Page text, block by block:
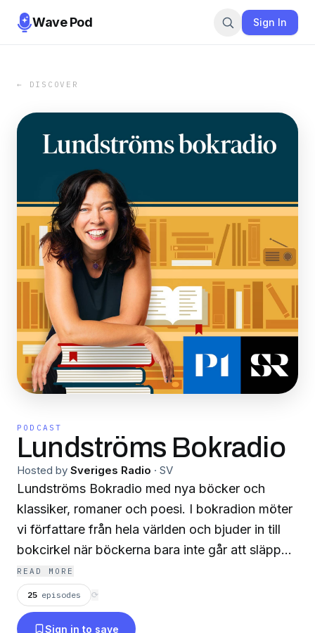
Wave Pod Sign In
← DISCOVER
PODCAST
Lundströms Bokradio
Hosted by Sveriges Radio · SV
Lundströms Bokradio med nya böcker och
klassiker, romaner och poesi. I bokradion möter
vi författare från hela världen och bjuder in till
bokcirkel när böckerna bara inte går att släppa.
Där liv och litteratur möts - här finns Lundströms
Bokradio.Lyssna på alla avsnitt i Sveriges
Radios app.Ansvarig utgivare: Peter O Nilsson
READ MORE
25 episodes ⟳
Sign in to save